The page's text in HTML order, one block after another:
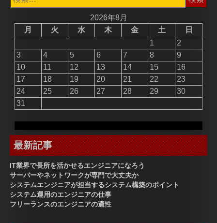
索:
2026年8月
月
火 水 木 金 土
日
1
2
3
4 5 6 7 8
9
10
11 12 13 14 15
16
17
18 19 20 21 22
23
24
25 26 27 28 29
30
31
最新記事
IT業界で長所を活かせるエンジニアになろう
サーバーやネットワークが専門で大丈夫か
システムエンジニアが担当するシステム構築のポイント
システム運用のエンジニアの仕事
フリーランスのエンジニアの適性